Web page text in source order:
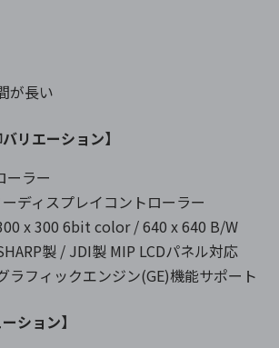
が長い
リエーション】
ーラー
ディスプレイコントローラー
x 300 6bit color / 640 x 640 B/W
製 / JDI製 MIP LCDパネル対応
ラフィックエンジン(GE)機能サポート
ション】